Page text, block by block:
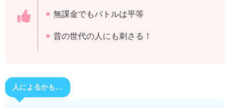
無課金でもバトルは平等
昔の世代の人にも刺さる！
人によるかも…